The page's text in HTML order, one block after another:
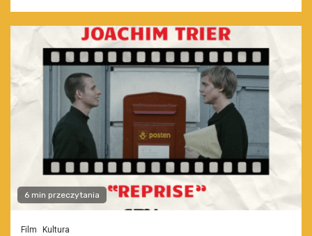
6 min przeczytania
Film Kultura